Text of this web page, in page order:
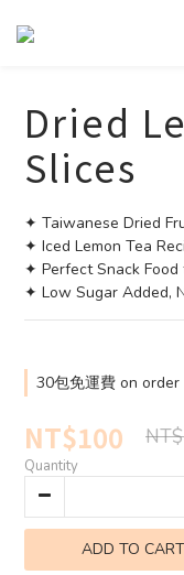
Dried
Slices
✦ Taiwanese Dried
✦ Iced Lemon Tea
✦ Perfect Snack Food
✦ Low Sugar Added,
30包免運費 on order
NT$100
Quantity
ADD TO CART